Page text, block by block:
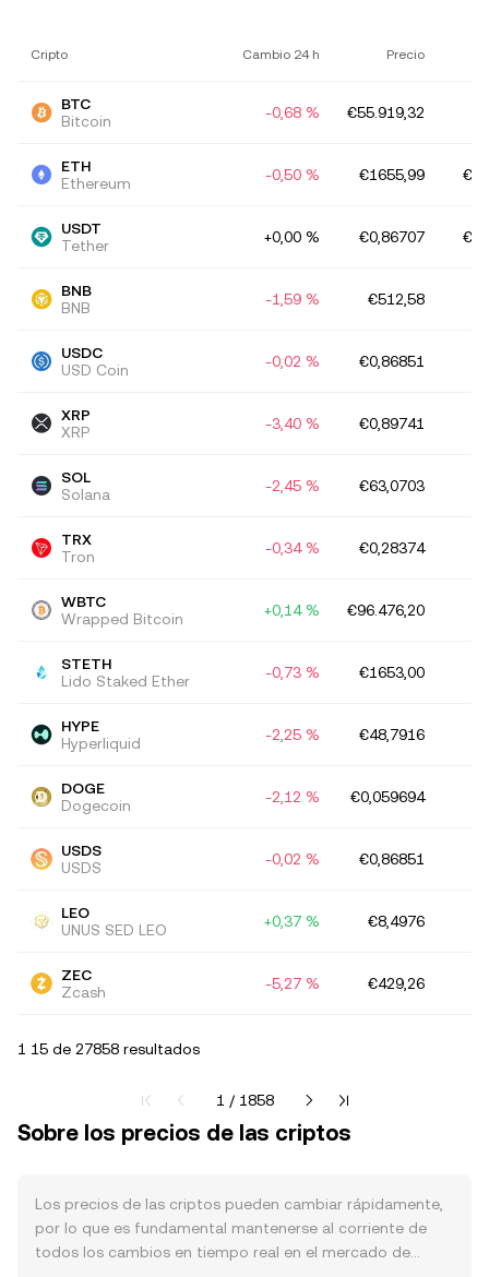
Cripto Cambio 24 h Precio
BTC
Bitcoin
-0,68 % €55.919,32
ETH
Ethereum
-0,50 % €1655,99
USDT
Tether
+0,00 % €0,86707
BNB
BNB
-1,59 % €512,58
USDC
USD Coin
-0,02 % €0,86851
XRP
XRP
-3,40 % €0,89741
SOL
Solana
-2,45 % €63,0703
TRX
Tron
-0,34 % €0,28374
WBTC
Wrapped Bitcoin
+0,14 % €96.476,20
STETH
Lido Staked Ether
-0,73 % €1653,00
HYPE
Hyperliquid
-2,25 % €48,7916
DOGE
Dogecoin
-2,12 % €0,059694
USDS
USDS
-0,02 % €0,86851
LEO
UNUS SED LEO
+0,37 % €8,4976
ZEC
Zcash
-5,27 % €429,26
1 15 de 27858 resultados
Página actual 1 de 1858
1 / 1858
Sobre los precios de las criptos
Los precios de las criptos pueden cambiar rápidamente,
por lo que es fundamental mantenerse al corriente de
todos los cambios en tiempo real en el mercado de